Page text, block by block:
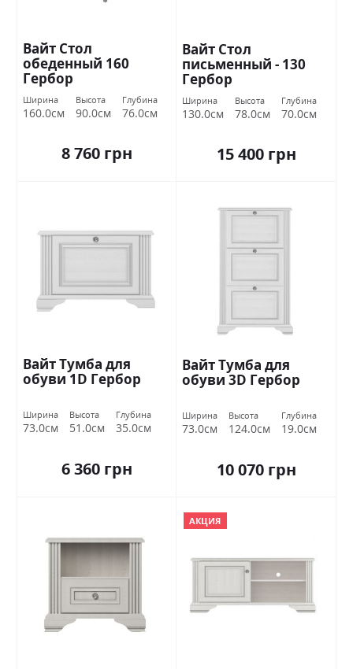
Вайт Стол
обеденный 160
Гербор
Ширина
160.0см
Высота
90.0см
Глубина
76.0см
8 760 грн
Вайт Стол
письменный - 130
Гербор
Ширина
130.0см
Высота
78.0см
Глубина
70.0см
15 400 грн
Вайт Тумба для
обуви 1D Гербор
Ширина
73.0см
Высота
51.0см
Глубина
35.0см
6 360 грн
Вайт Тумба для
обуви 3D Гербор
Ширина
73.0см
Высота
124.0см
Глубина
19.0см
10 070 грн
АКЦИЯ